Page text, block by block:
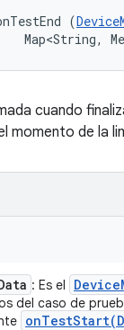
(
Map<String,
cuando
momento de la
: Es el Device
del caso de
onTestStart(